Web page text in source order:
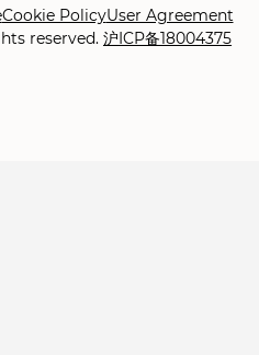
reserved. 沪ICP备18004375
Cookie PolicyUser Agreement